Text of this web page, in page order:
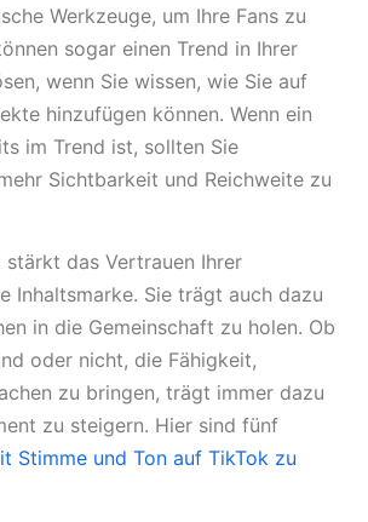
Werkzeuge, um Ihre Fans zu
sogar einen Trend in Ihrer
wenn Sie wissen, wie Sie auf
hinzufügen können. Wenn ein
im Trend ist, sollten Sie
Sichtbarkeit und Reichweite zu
das Vertrauen Ihrer
Inhaltsmarke. Sie trägt auch dazu
in die Gemeinschaft zu holen. Ob
oder nicht, die Fähigkeit,
zu bringen, trägt immer dazu
zu steigern. Hier sind fünf
Stimme und Ton auf TikTok zu